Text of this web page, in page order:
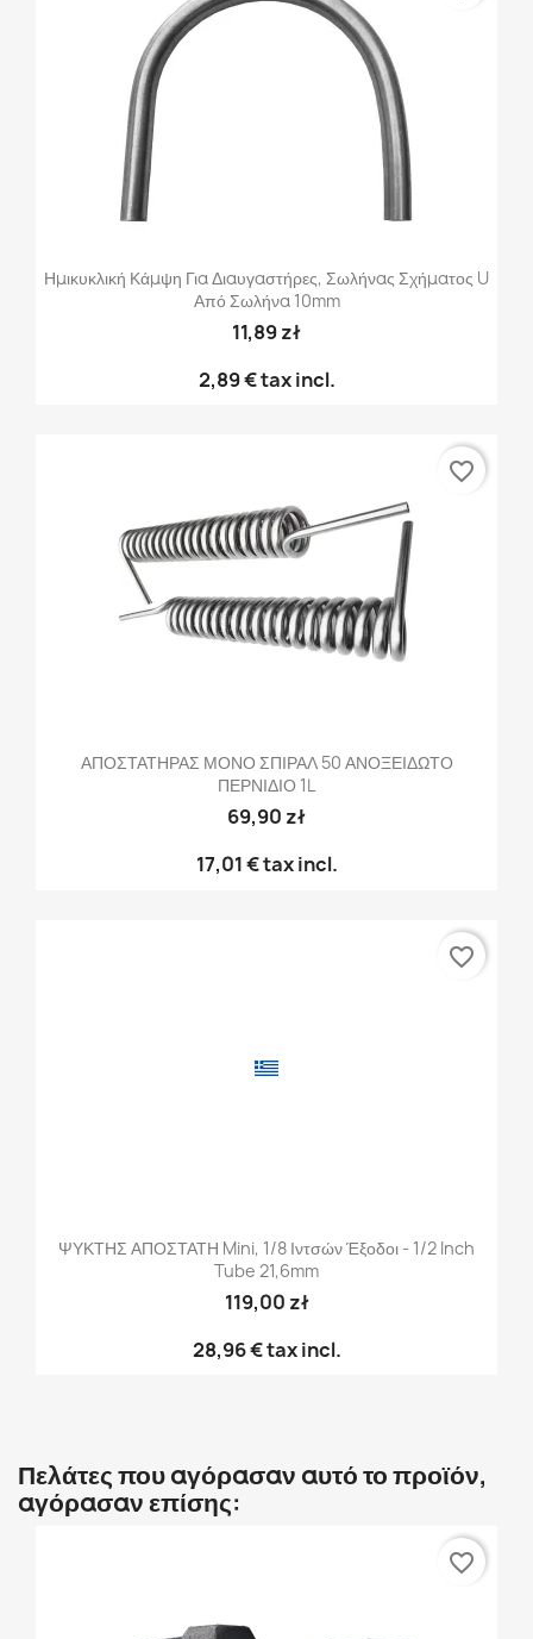
Ημικυκλική Κάμψη Για Διαυγαστήρες, Σωλήνας Σχήματος U
Από Σωλήνα 10mm
11,89 zł
2,89 €tax incl.
ΑΠΟΣΤΑΤΗΡΑΣ ΜΟΝΟ ΣΠΙΡΑΛ 50 ΑΝΟΞΕΙΔΩΤΟ
ΠΕΡΝΙΔΙΟ 1L
69,90 zł
17,01 €tax incl.
favorite_border
ΨΥΚΤΗΣ ΑΠΟΣΤΑΤΗ Mini, 1/8 Ιντσών Έξοδοι - 1/2 Inch
Tube 21,6mm
119,00 zł
28,96 €tax incl.
favorite_border
Πελάτες που αγόρασαν αυτό το προϊόν,
αγόρασαν επίσης:
favorite_border